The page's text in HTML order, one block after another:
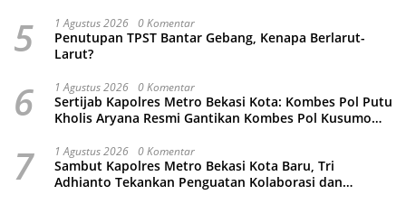
5 1 Agustus 2026 0 Komentar
Penutupan TPST Bantar Gebang, Kenapa Berlarut-
Larut?
6 1 Agustus 2026 0 Komentar
Sertijab Kapolres Metro Bekasi Kota: Kombes Pol Putu
Kholis Aryana Resmi Gantikan Kombes Pol Kusumo
7 1 Agustus 2026 0 Komentar
Sambut Kapolres Metro Bekasi Kota Baru, Tri
Adhianto Tekankan Penguatan Kolaborasi dan